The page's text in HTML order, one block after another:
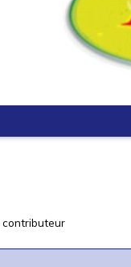
contributeur